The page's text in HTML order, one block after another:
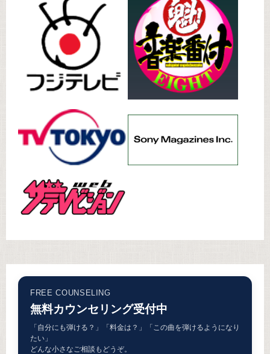
FREE COUNSELING
無料カウンセリング受付中
「自分にも弾ける？」「料金は？」「この曲を弾けるようになり
たい」
どんな小さなご相談もどうぞ。